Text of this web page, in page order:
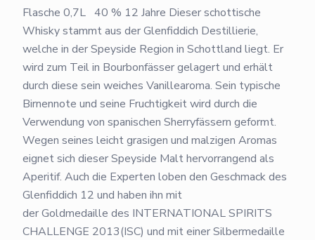
Flasche 0,7L 40 % 12 Jahre Dieser schottische
Whisky stammt aus der Glenfiddich Destillierie,
welche in der Speyside Region in Schottland liegt. Er
wird zum Teil in Bourbonfässer gelagert und erhält
durch diese sein weiches Vanillearoma. Sein typische
Birnennote und seine Fruchtigkeit wird durch die
Verwendung von spanischen Sherryfässern geformt.
Wegen seines leicht grasigen und malzigen Aromas
eignet sich dieser Speyside Malt hervorrangend als
Aperitif. Auch die Experten loben den Geschmack des
Glenfiddich 12 und haben ihn mit
der Goldmedaille des INTERNATIONAL SPIRITS
CHALLENGE 2013(ISC) und mit einer Silbermedaille